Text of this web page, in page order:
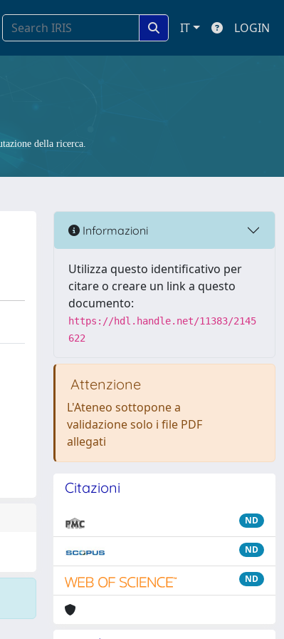
IT LOGIN
della ricerca.
Informazioni
Utilizza questo identificativo per
citare o creare un link a questo
documento:
https://hdl.handle.net/11383/2145
622
Attenzione
L'Ateneo sottopone a
validazione solo i file PDF
allegati
Citazioni
ND
ND
ND